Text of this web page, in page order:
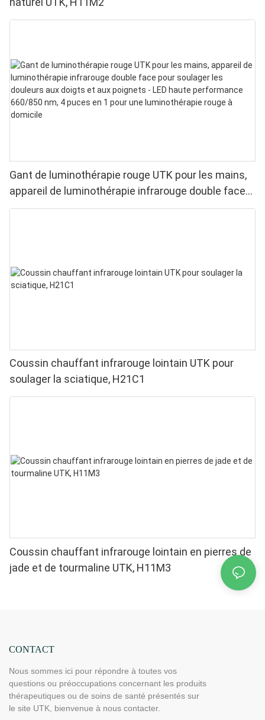
Gant de luminothérapie rouge UTK pour les mains,
appareil de luminothérapie infrarouge double face
pour soulager les douleurs aux doigts et aux
Coussin chauffant infrarouge lointain UTK pour
soulager la sciatique, H21C1
Coussin chauffant infrarouge lointain en pierres de
jade et de tourmaline UTK, H11M3
CONTACT
Nous sommes ici pour répondre à toutes vos
questions ou préoccupations concernant les produits
thérapeutiques ou de soins de santé présentés sur
le site UTK, bienvenue à nous contacter.